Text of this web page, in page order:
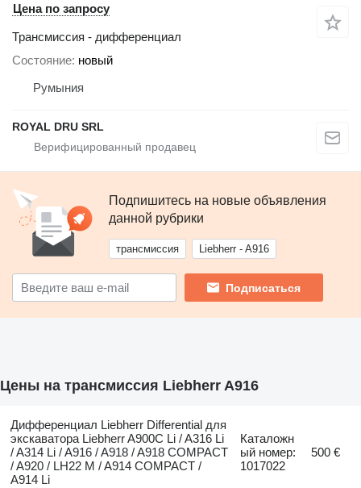
Цена по запросу
Трансмиссия - дифференциал
Состояние новый
Румыния
ROYAL DRU SRL
Подпишитесь на новые объявления
данной рубрики
трансмиссия Liebherr - A916
Подписаться
Цены на трансмиссия Liebherr A916
Дифференциал Liebherr Differential для
экскаватора Liebherr A900C Li / A316 Li
/ A314 Li / A916 / A918 / A918 COMPACT
/ A920 / LH22 M / A914 COMPACT /
A914 Li
Каталожн
ый номер:
1017022
500 €